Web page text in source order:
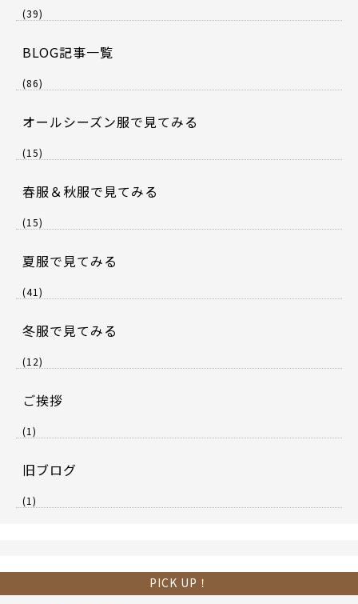
(39)
BLOG記事一覧
(86)
オールシーズン服で見てみる
(15)
春服＆秋服で見てみる
(15)
夏服で見てみる
(41)
冬服で見てみる
(12)
ご挨拶
(1)
旧ブログ
(1)
PICK UP！